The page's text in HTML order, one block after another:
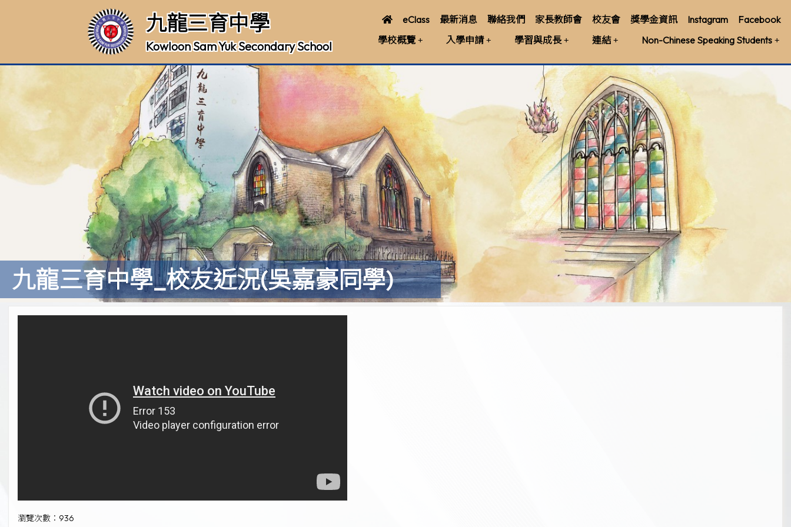
九龍三育中學
Kowloon Sam Yuk Secondary School
eClass 最新消息 聯絡我們 家長教師會 校友會 獎學金資訊 Instagram
Facebook
學校概覽
入學申請 學習與成長 連結 Non-Chinese Speaking Students
九龍三育中學_校友近況(吳嘉豪同學)
瀏覽次數：936